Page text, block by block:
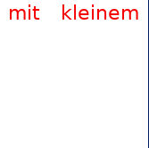
kleinem